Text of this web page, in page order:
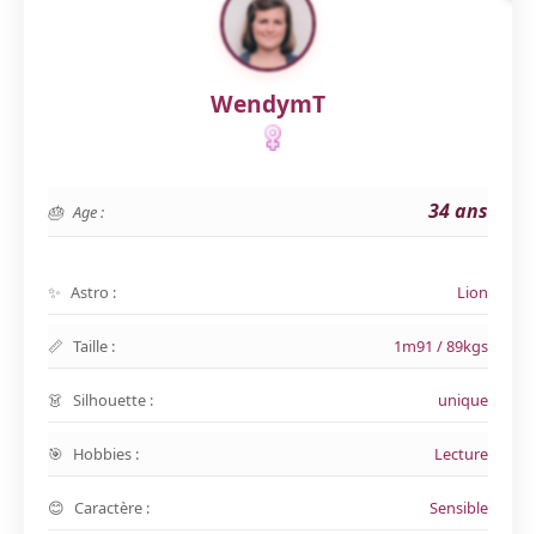
WendymT
Age : 34 ans
Astro : Lion
Taille : 1m91 / 89kgs
Silhouette : unique
Hobbies : Lecture
Caractère : Sensible